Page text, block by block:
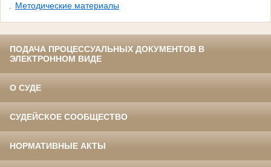
Методические материалы
ПОДАЧА ПРОЦЕССУАЛЬНЫХ ДОКУМЕНТОВ В
ЭЛЕКТРОННОМ ВИДЕ
О СУДЕ
СУДЕЙСКОЕ СООБЩЕСТВО
НОРМАТИВНЫЕ АКТЫ